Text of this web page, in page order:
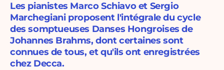
Les pianistes Marco Schiavo et Sergio
Marchegiani proposent l'intégrale du cycle
des somptueuses Danses Hongroises de
Johannes Brahms, dont certaines sont
connues de tous, et qu'ils ont enregistrées
chez Decca.